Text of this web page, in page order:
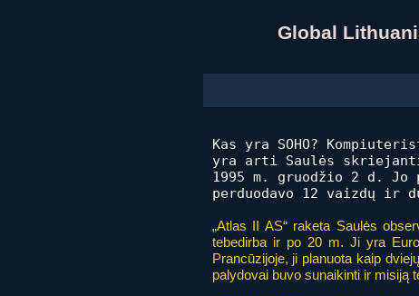
Global
Kas yra SOHO?
yra arti Saulės
1995 m. gruodžio 2 d.
perduodavo 12 vaizdų ir
„Atlas II AS“ raketa Saulės
tebedirba ir po 20 m. Ji yra
Prancūzijoje, ji planuota kaip
palydovai buvo sunaikinti ir misiją